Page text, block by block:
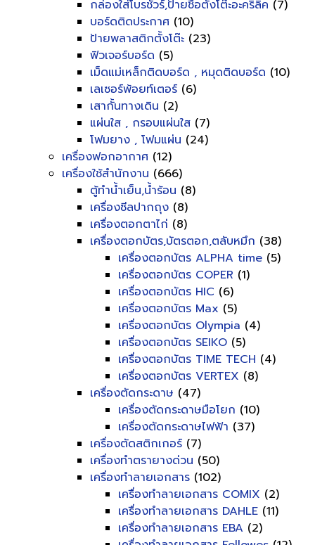
กล่องใส่โบรชัวร์,ป้ายชื่อตั้งโต๊ะอะคริลิค (7)
บอร์ดติดประกาศ (10)
ป้ายพลาสติกตั้งโต๊ะ (23)
ฟิวเจอร์บอร์ด (5)
เม็ดแม่เหล็กติดบอร์ด , หมุดติดบอร์ด (10)
เลเซอร์พ้อยท์เตอร์ (6)
เสากั้นทางเดิน (2)
แผ่นใส , กรอบแผ่นใส (7)
โฟมยาง , โฟมแผ่น (24)
เครื่องฟอกอากาศ (12)
เครื่องใช้สำนักงาน (666)
ตู้ทำน้ำเย็น,น้ำร้อน (8)
เครื่องซีลปากถุง (8)
เครื่องตอกตาไก่ (8)
เครื่องตอกบัตร,บัตรตอก,ตลับหมึก (38)
เครื่องตอกบัตร ALPHA time (5)
เครื่องตอกบัตร COPER (1)
เครื่องตอกบัตร HIC (6)
เครื่องตอกบัตร Max (5)
เครื่องตอกบัตร Olympia (4)
เครื่องตอกบัตร SEIKO (5)
เครื่องตอกบัตร TIME TECH (4)
เครื่องตอกบัตร VERTEX (8)
เครื่องตัดกระดาษ (47)
เครื่องตัดกระดาษมือโยก (10)
เครื่องตัดกระดาษไฟฟ้า (37)
เครื่องตัดสติกเกอร์ (7)
เครื่องทำตรายางด่วน (50)
เครื่องทำลายเอกสาร (102)
เครื่องทำลายเอกสาร COMIX (2)
เครื่องทำลายเอกสาร DAHLE (11)
เครื่องทำลายเอกสาร EBA (2)